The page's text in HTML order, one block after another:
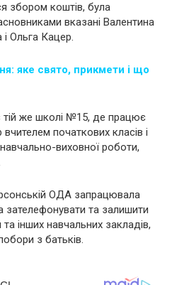
збором коштів, була
вказані Валентина
Ольга Кацер.
яке свято, прикмети і що
тій же школі №15, де працює
початкових класів і
виховної роботи,
ОДА запрацювала
зателефонувати та залишити
інших навчальних закладів,
з батьків.